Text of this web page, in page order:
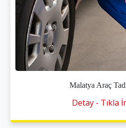
Malatya Araç
Detay - Tıkla